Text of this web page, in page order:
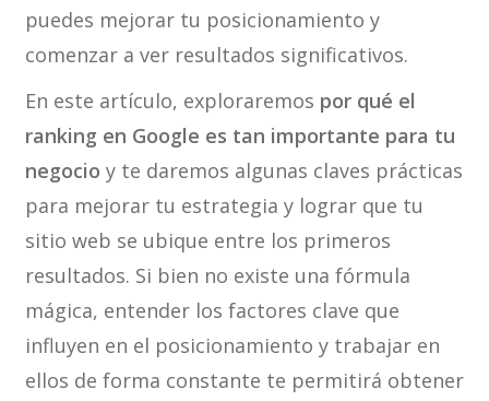
puedes mejorar tu posicionamiento y
comenzar a ver resultados significativos.
En este artículo, exploraremos por qué el
ranking en Google es tan importante para tu
negocio y te daremos algunas claves prácticas
para mejorar tu estrategia y lograr que tu
sitio web se ubique entre los primeros
resultados. Si bien no existe una fórmula
mágica, entender los factores clave que
influyen en el posicionamiento y trabajar en
ellos de forma constante te permitirá obtener